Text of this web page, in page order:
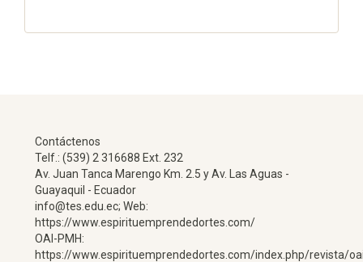
Contáctenos
Telf.: (539) 2 316688 Ext. 232
Av. Juan Tanca Marengo Km. 2.5 y Av. Las Aguas -
Guayaquil - Ecuador
info@tes.edu.ec; Web:
https://www.espirituemprendedortes.com/
OAI-PMH:
https://www.espirituemprendedortes.com/index.php/revista/